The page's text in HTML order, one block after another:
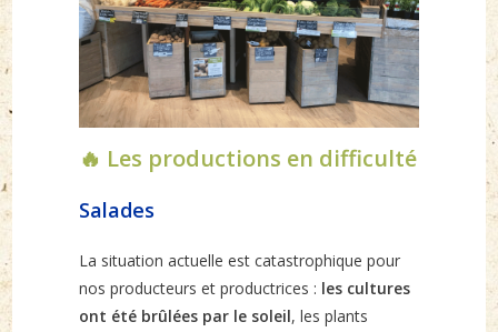
🔥 Les productions en difficulté
Salades
La situation actuelle est catastrophique pour
nos producteurs et productrices : les cultures
ont été brûlées par le soleil, les plants